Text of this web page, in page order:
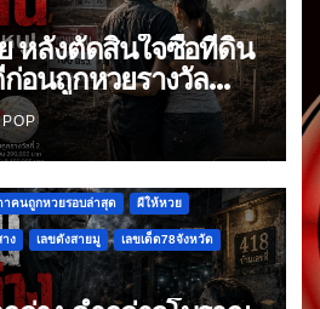
หลังตัดสินใจซื้อที่ดิน
อนถูกหวยรางวัล
POP
าคนถูกหวยรอบล่าสุด ผีให้หวย
าง เลขดังสายมู เลขเด็ด78จังหวัด